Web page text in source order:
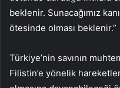
beklenir. Sunacağımız
ötesinde olması beklenir.”
Türkiye’nin savının
Filistin’e yönelik